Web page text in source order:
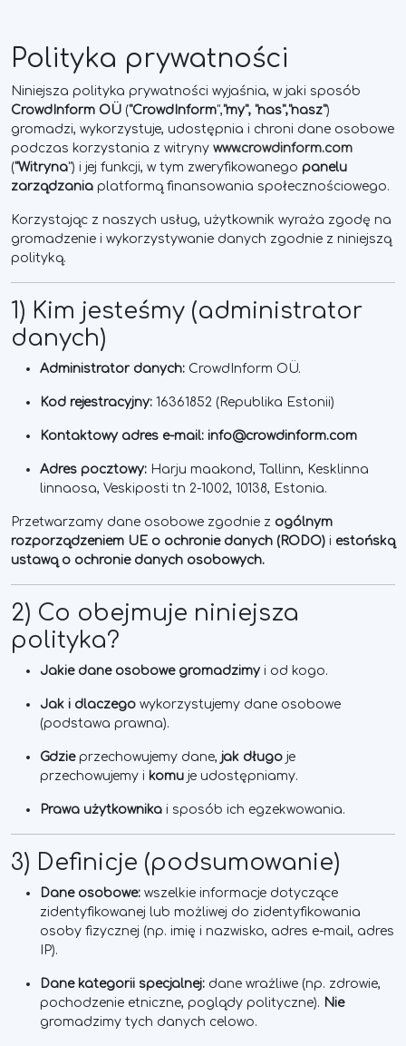
Polityka prywatności
Niniejsza polityka prywatności wyjaśnia, w jaki sposób
CrowdInform OÜ ("CrowdInform","my", "nas","nasz")
gromadzi, wykorzystuje, udostępnia i chroni dane osobowe
podczas korzystania z witryny www.crowdinform.com
("Witryna") i jej funkcji, w tym zweryfikowanego panelu
zarządzania platformą finansowania społecznościowego.
Korzystając z naszych usług, użytkownik wyraża zgodę na
gromadzenie i wykorzystywanie danych zgodnie z niniejszą
polityką.
1) Kim jesteśmy (administrator
danych)
Administrator danych: CrowdInform OÜ.
Kod rejestracyjny: 16361852 (Republika Estonii)
Kontaktowy adres e-mail: info@crowdinform.com
Adres pocztowy: Harju maakond, Tallinn, Kesklinna
linnaosa, Veskiposti tn 2-1002, 10138, Estonia.
Przetwarzamy dane osobowe zgodnie z ogólnym
rozporządzeniem UE o ochronie danych (RODO) i estońską
ustawą o ochronie danych osobowych.
2) Co obejmuje niniejsza
polityka?
Jakie dane osobowe gromadzimy i od kogo.
Jak i dlaczego wykorzystujemy dane osobowe
(podstawa prawna).
Gdzieprzechowujemy dane, jak długo je
przechowujemy i komu je udostępniamy.
Prawa użytkownika i sposób ich egzekwowania.
3) Definicje (podsumowanie)
Dane osobowe: wszelkie informacje dotyczące
zidentyfikowanej lub możliwej do zidentyfikowania
osoby fizycznej (np. imię i nazwisko, adres e-mail, adres
IP).
Dane kategorii specjalnej: dane wrażliwe (np. zdrowie,
pochodzenie etniczne, poglądy polityczne). Nie
gromadzimy tych danych celowo.